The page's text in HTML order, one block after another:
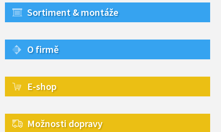
Sortiment & montáže
O firmě
E-shop
Možnosti dopravy